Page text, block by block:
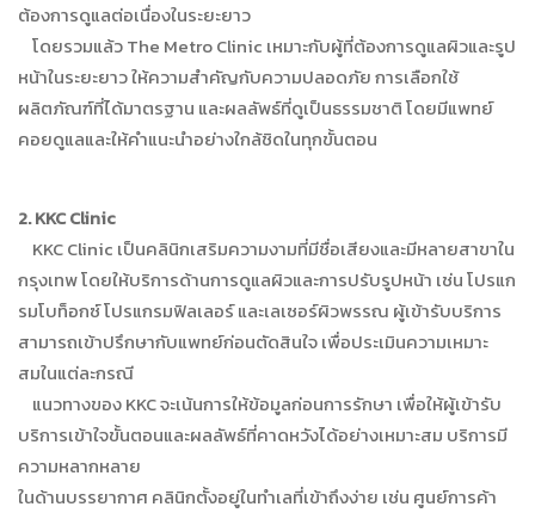
ต้องการดูแลต่อเนื่องในระยะยาว
โดยรวมแล้ว The Metro Clinic เหมาะกับผู้ที่ต้องการดูแลผิวและรูป
หน้าในระยะยาว ให้ความสำคัญกับความปลอดภัย การเลือกใช้
ผลิตภัณฑ์ที่ได้มาตรฐาน และผลลัพธ์ที่ดูเป็นธรรมชาติ โดยมีแพทย์
คอยดูแลและให้คำแนะนำอย่างใกล้ชิดในทุกขั้นตอน
2. KKC Clinic
KKC Clinic เป็นคลินิกเสริมความงามที่มีชื่อเสียงและมีหลายสาขาใน
กรุงเทพ โดยให้บริการด้านการดูแลผิวและการปรับรูปหน้า เช่น โปรแก
รมโบท็อกซ์ โปรแกรมฟิลเลอร์ และเลเซอร์ผิวพรรณ ผู้เข้ารับบริการ
สามารถเข้าปรึกษากับแพทย์ก่อนตัดสินใจ เพื่อประเมินความเหมาะ
สมในแต่ละกรณี
แนวทางของ KKC จะเน้นการให้ข้อมูลก่อนการรักษา เพื่อให้ผู้เข้ารับ
บริการเข้าใจขั้นตอนและผลลัพธ์ที่คาดหวังได้อย่างเหมาะสม บริการมี
ความหลากหลาย
ในด้านบรรยากาศ คลินิกตั้งอยู่ในทำเลที่เข้าถึงง่าย เช่น ศูนย์การค้า